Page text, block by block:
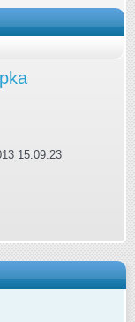
15:09:23